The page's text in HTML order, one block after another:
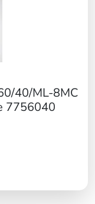
40/ML-8MC
7756040